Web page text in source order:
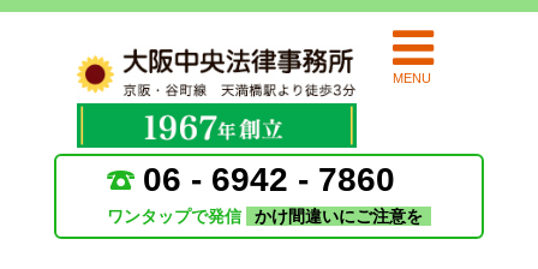
MENU
06 - 6942 - 7860
ワンタップで発信 かけ間違いにご注意を